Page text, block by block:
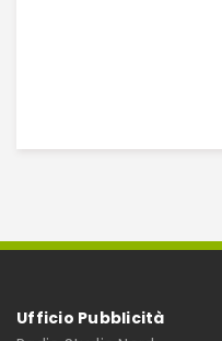
Ufficio Pubblicità